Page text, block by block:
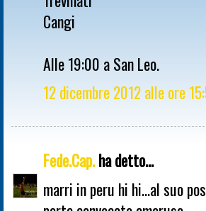
Cangi
Alle 19:00 a San Leo.
12 dicembre 2012 alle ore
Fede.Cap.ha detto...
marri in peru hi hi...al suo